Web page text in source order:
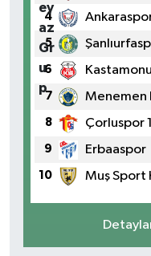
4
5
6
7 Menemen
8 Çorluspor
9 Erbaaspor
10 Muş Sport